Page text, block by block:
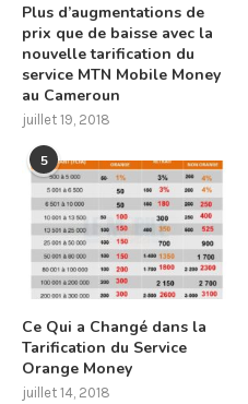
Plus d’augmentations de
prix que de baisse avec la
nouvelle tarification du
service MTN Mobile Money
au Cameroun
juillet 19, 2018
5
Ce Qui a Changé dans la
Tarification du Service
Orange Money
juillet 14, 2018